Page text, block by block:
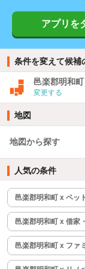
アプリを
条件を変えて候補
邑楽郡明和町
変更する
地図
地図から探す
人気の条件
邑楽郡明和町 x ペット
邑楽郡明和町 x 借家
邑楽郡明和町 x ファ